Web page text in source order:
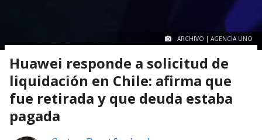
ARCHIVO | AGENCIA UNO
Huawei responde a solicitud de
liquidación en Chile: afirma que
fue retirada y que deuda estaba
pagada